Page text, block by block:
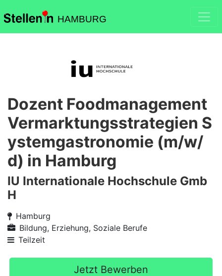
HAMBURG
Dozent Foodmanagement
Vermarktungsstrategien S
ystemgastronomie (m/w/
d) in Hamburg
IU Internationale Hochschule Gmb
H
Hamburg
Bildung, Erziehung, Soziale Berufe
Teilzeit
Jetzt Bewerben